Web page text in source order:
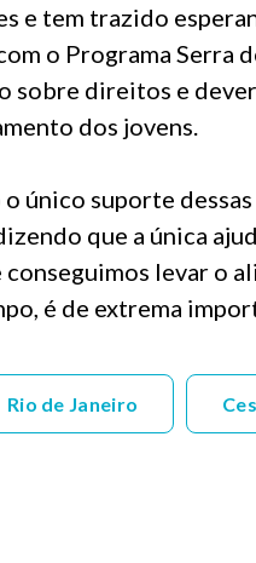
e tem trazido
o Programa Serra
sobre direitos e
dos jovens.
o único suporte
que a única
conseguimos levar o
é de extrema
Rio de Janeiro